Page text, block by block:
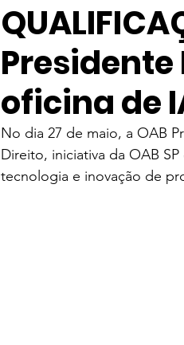
oficina de
No dia 27 de maio, a OAB
Direito, iniciativa da OAB
tecnologia e inovação de